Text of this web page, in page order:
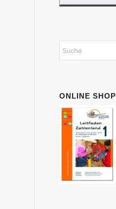
ONLINE SHOP